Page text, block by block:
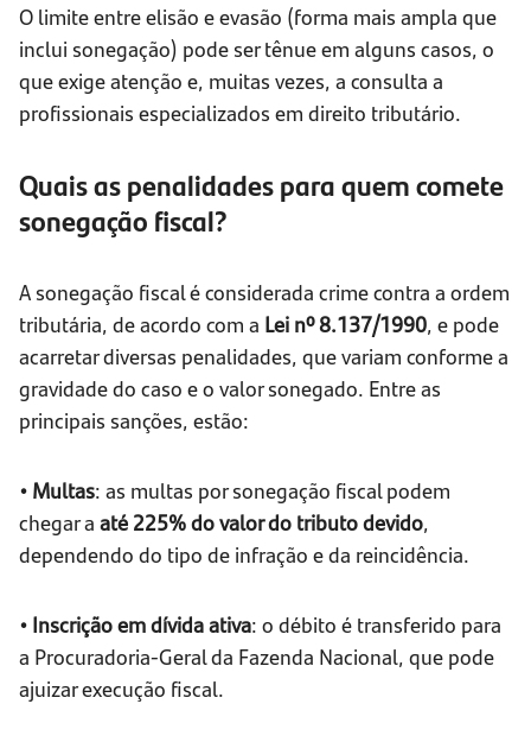
O limite entre elisão e evasão (forma mais ampla que
inclui sonegação) pode ser tênue em alguns casos, o
que exige atenção e, muitas vezes, a consulta a
profissionais especializados em direito tributário.
Quais as penalidades para quem comete
sonegação fiscal?
A sonegação fiscal é considerada crime contra a ordem
tributária, de acordo com a Lei nº 8.137/1990, e pode
acarretar diversas penalidades, que variam conforme a
gravidade do caso e o valor sonegado. Entre as
principais sanções, estão:
• Multas: as multas por sonegação fiscal podem
chegar a até 225% do valor do tributo devido,
dependendo do tipo de infração e da reincidência.
• Inscrição em dívida ativa: o débito é transferido para
a Procuradoria-Geral da Fazenda Nacional, que pode
ajuizar execução fiscal.